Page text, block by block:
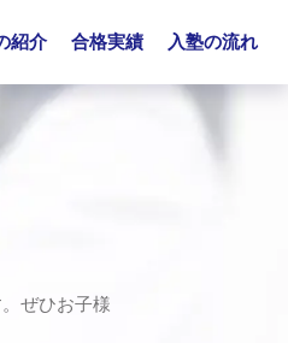
紹介 合格実績 入塾の流れ
ぜひお子様